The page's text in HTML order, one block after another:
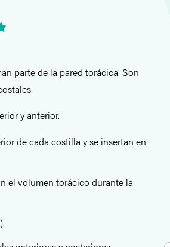
parte de la pared torácica. Son
y anterior.
de cada costilla y se insertan en
el volumen torácico durante la